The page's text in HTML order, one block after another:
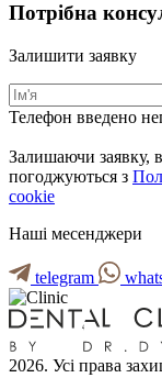
Потрібна
Залишити заявку
Телефон введено
Залишаючи заявку,
погоджуються з
cookie
Наші месенджери
telegram
2026. Усі права